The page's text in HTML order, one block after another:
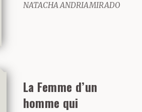
NATACHA ANDRIAMIRADO
La Femme d’un
homme qui